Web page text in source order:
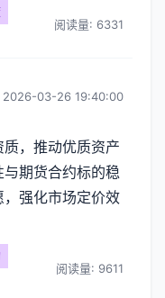
阅读量: 6331
2026-03-26 19:40:00
，推动优质资产
期货合约标的稳
强化市场定价效
阅读量: 9611